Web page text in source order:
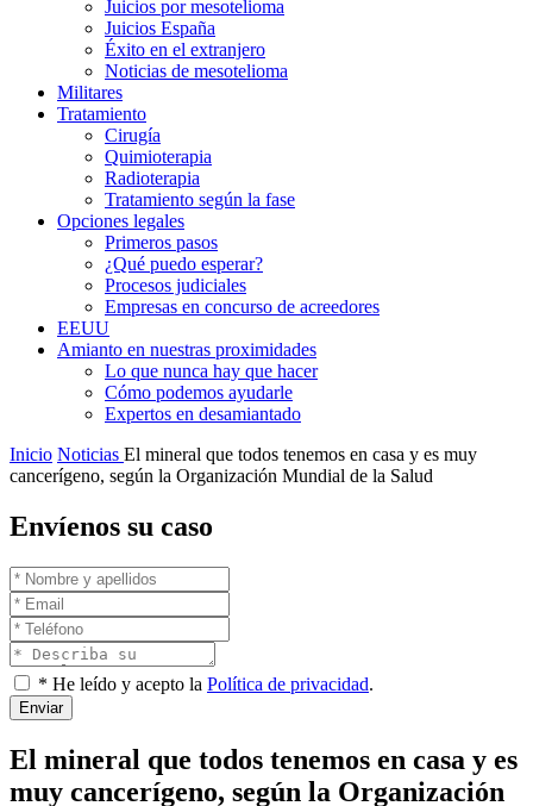
Juicios por mesotelioma
Juicios España
Éxito en el extranjero
Noticias de mesotelioma
Militares
Tratamiento
Cirugía
Quimioterapia
Radioterapia
Tratamiento según la fase
Opciones legales
Primeros pasos
¿Qué puedo esperar?
Procesos judiciales
Empresas en concurso de acreedores
EEUU
Amianto en nuestras proximidades
Lo que nunca hay que hacer
Cómo podemos ayudarle
Expertos en desamiantado
Inicio Noticias El mineral que todos tenemos en casa y es muy
cancerígeno, según la Organización Mundial de la Salud
Envíenos su caso
* He leído y acepto la Política de privacidad.
Enviar
El mineral que todos tenemos en casa y es
muy cancerígeno, según la Organización